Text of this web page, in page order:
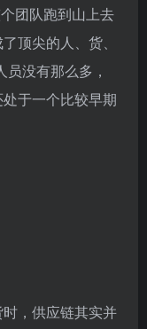
团队跑到山上去
顶尖的人、货、
没有那么多，
于一个比较早期
，供应链其实并